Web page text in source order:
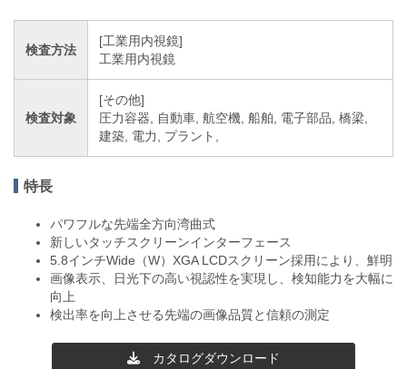
検査方法
[工業用内視鏡]
工業用内視鏡
検査対象
[その他]
圧力容器, 自動車, 航空機, 船舶, 電子部品, 橋梁,
建築, 電力, プラント,
特長
パワフルな先端全方向湾曲式
新しいタッチスクリーンインターフェース
5.8インチWide（W）XGA LCDスクリーン採用により、鮮明
画像表示、日光下の高い視認性を実現し、検知能力を大幅に
向上
検出率を向上させる先端の画像品質と信頼の測定
カタログダウンロード